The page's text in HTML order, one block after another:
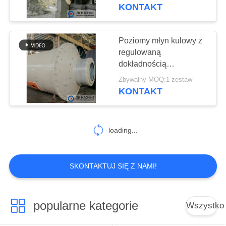
WYCIECZKA
PO
FABRYCE
KONTROLA
JAKOŚCI
SKONTAKTUJ
NAMI
AKTUALNOŚCI
KONTAKT
Poziomy młyn kulowy z
regulowaną
dokładnością
wyładowania 0,8 mm 4,8
t / godz
Zbywalny MOQ:1 zestaw
KONTAKT
loading...
SKONTAKTUJ SIĘ Z NAMI!
popularne kategorie Wszystko